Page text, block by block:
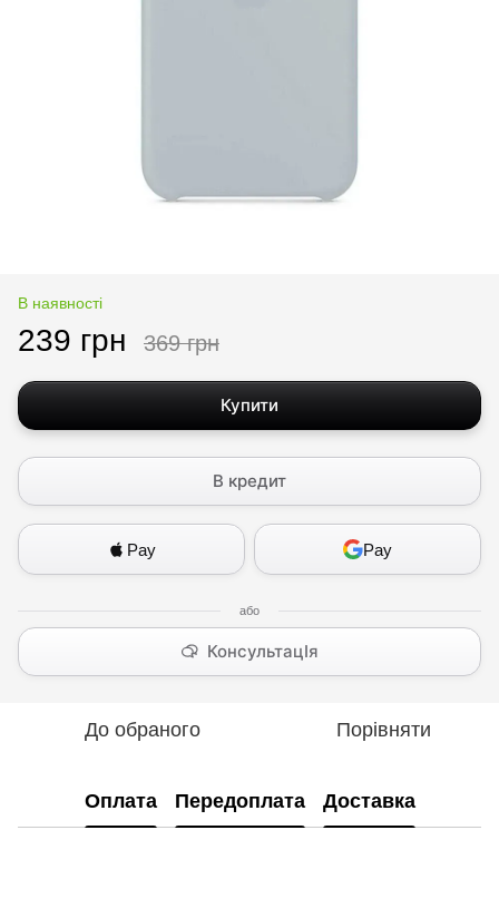
В наявності
239 грн 369 грн
Купити
В кредит
Pay Pay
КонсультацІя
До обраного Порівняти
Оплата Передоплата Доставка